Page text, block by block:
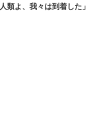
類よ、我々は到着した」